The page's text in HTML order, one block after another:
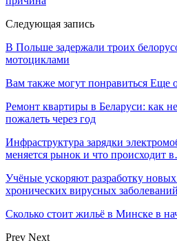
Следующая запись
В Польше задержали троих
мотоциклами
Вам также могут понравиться Еще
Ремонт квартиры в Беларуси: как
пожалеть через год
Инфраструктура зарядки
меняется рынок и что происходит
Учёные ускоряют разработку
хронических вирусных
Сколько стоит жильё в Минске в
Prev Next